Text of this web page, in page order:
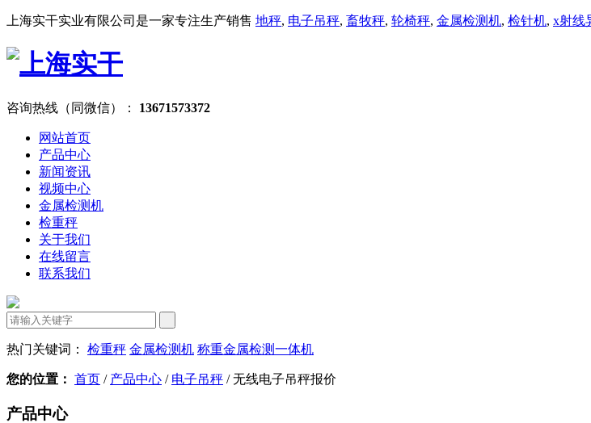
上海实干实业有限公司是一家专注生产销售 地秤, 电子吊秤, 畜牧秤, 轮椅秤, 金属检测机, 检针机, x射线
咨询热线（同微信）： 13671573372
网站首页
产品中心
新闻资讯
视频中心
金属检测机
检重秤
关于我们
在线留言
联系我们
热门关键词： 检重秤 金属检测机 称重金属检测一体机
您的位置： 首页 / 产品中心 / 电子吊秤 /无线电子吊秤报价
产品中心